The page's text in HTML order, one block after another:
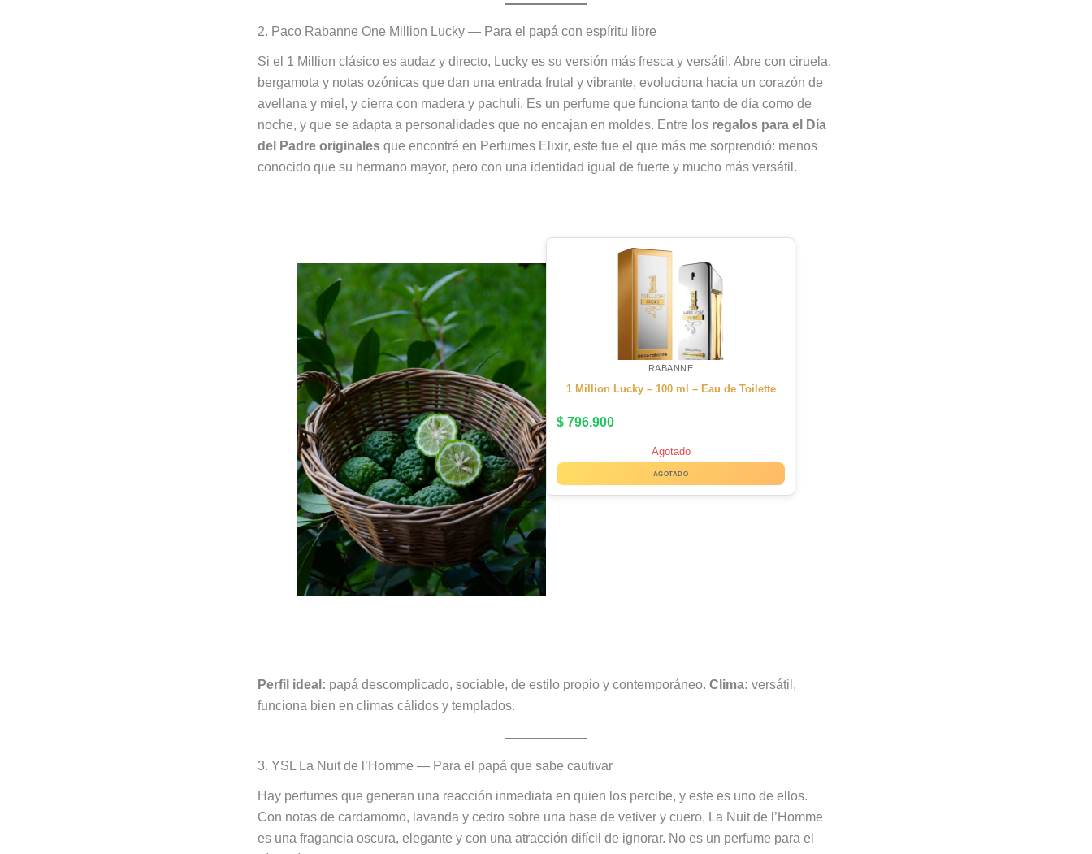
2. Paco Rabanne One Million Lucky — Para el papá con espíritu libre
Si el 1 Million clásico es audaz y directo, Lucky es su versión más fresca y versátil. Abre con ciruela,
bergamota y notas ozónicas que dan una entrada frutal y vibrante, evoluciona hacia un corazón de
avellana y miel, y cierra con madera y pachulí. Es un perfume que funciona tanto de día como de
noche, y que se adapta a personalidades que no encajan en moldes. Entre los regalos para el Día
del Padre originales que encontré en Perfumes Elixir, este fue el que más me sorprendió: menos
conocido que su hermano mayor, pero con una identidad igual de fuerte y mucho más versátil.
RABANNE
1 Million Lucky – 100 ml – Eau de Toilette
$ 796.900
Agotado
AGOTADO
Perfil ideal: papá descomplicado, sociable, de estilo propio y contemporáneo. Clima: versátil,
funciona bien en climas cálidos y templados.
3. YSL La Nuit de l’Homme — Para el papá que sabe cautivar
Hay perfumes que generan una reacción inmediata en quien los percibe, y este es uno de ellos.
Con notas de cardamomo, lavanda y cedro sobre una base de vetiver y cuero, La Nuit de l’Homme
es una fragancia oscura, elegante y con una atracción difícil de ignorar. No es un perfume para el